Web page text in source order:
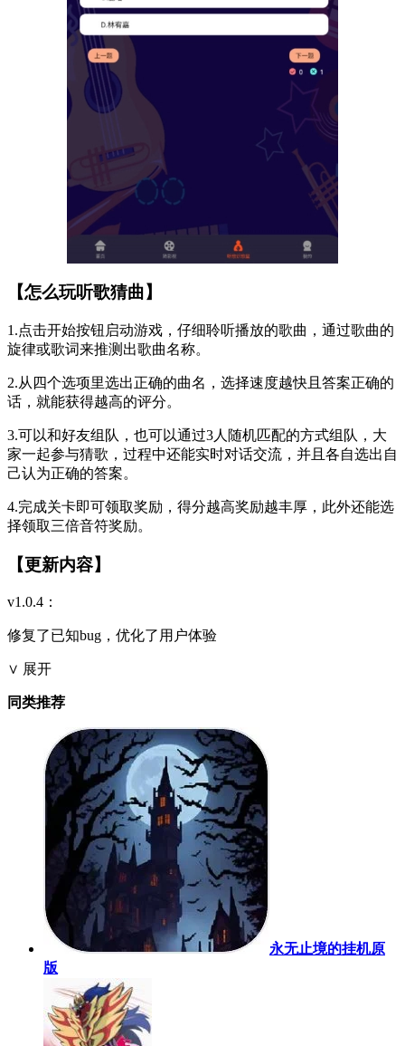
【怎么玩听歌猜曲】
1.点击开始按钮启动游戏，仔细聆听播放的歌曲，通过歌曲的
旋律或歌词来推测出歌曲名称。
2.从四个选项里选出正确的曲名，选择速度越快且答案正确的
话，就能获得越高的评分。
3.可以和好友组队，也可以通过3人随机匹配的方式组队，大
家一起参与猜歌，过程中还能实时对话交流，并且各自选出自
己认为正确的答案。
4.完成关卡即可领取奖励，得分越高奖励越丰厚，此外还能选
择领取三倍音符奖励。
【更新内容】
v1.0.4：
修复了已知bug，优化了用户体验
∨ 展开
同类推荐
永无止境的挂机原
版